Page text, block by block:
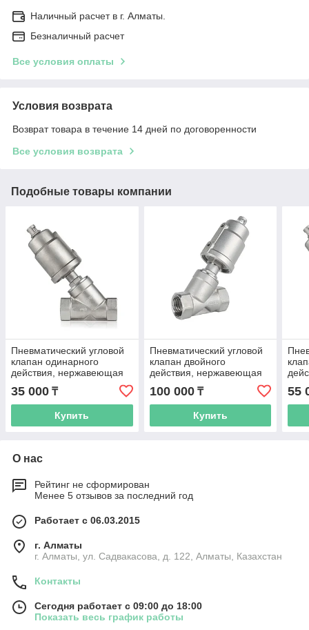
Наличный расчет в г. Алматы.
Безналичный расчет
Все условия оплаты
Условия возврата
Возврат товара в течение 14 дней по договоренности
Все условия возврата
Подобные товары компании
Пневматический угловой
клапан одинарного
действия, нержавеющая
сталь CF8M, PN16, DN15
35 000 ₸
Купить
Пневматический угловой
клапан двойного
действия, нержавеющая
сталь CF8M, PN16, DN50
100 000₸
Купить
55
О нас
Рейтинг не сформирован
Менее 5 отзывов за последний год
Работает с 06.03.2015
г. Алматы
г. Алматы, ул. Садвакасова, д. 122, Алматы, Казахстан
Контакты
Сегодня работает с 09:00 до 18:00
Показать весь график работы